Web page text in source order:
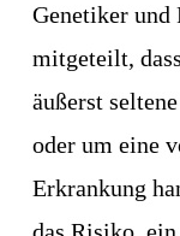
Genetiker und
mitgeteilt,
äußerst
oder um eine
Erkrankung